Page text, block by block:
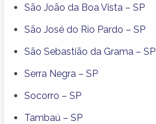
São João da Boa Vista – SP
São José do Rio Pardo – SP
São Sebastião da Grama – SP
Serra Negra – SP
Socorro – SP
Tambaú – SP